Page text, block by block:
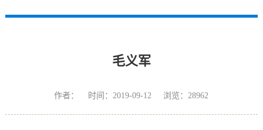
毛义军
作者： 时间：2019-09-12 浏览：28962